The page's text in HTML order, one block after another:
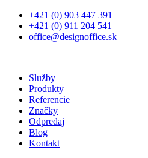
Preskočiť
obsah
+421 (0) 903 447 391
+421 (0) 911 204 541
office@designoffice.sk
Služby
Produkty
Referencie
Značky
Odpredaj
Blog
Kontakt